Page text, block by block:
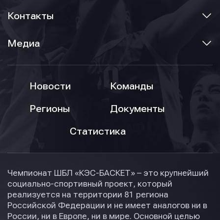
Контакты
Медиа
Новости
Команды
Регионы
Документы
Статистика
Чемпионат ШБЛ «КЭС-БАСКЕТ» – это крупнейший
социально-спортивный проект, который
реализуется на территории 81 региона
Российской Федерации и не имеет аналогов ни в
России, ни в Европе, ни в мире. Основной целью